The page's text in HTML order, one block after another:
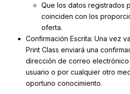
Que los datos registrados
coinciden con los
oferta.
Confirmación Escrita: Una vez
Print Class enviará una
dirección de correo
usuario o por cualquier otro
oportuno conocimiento.